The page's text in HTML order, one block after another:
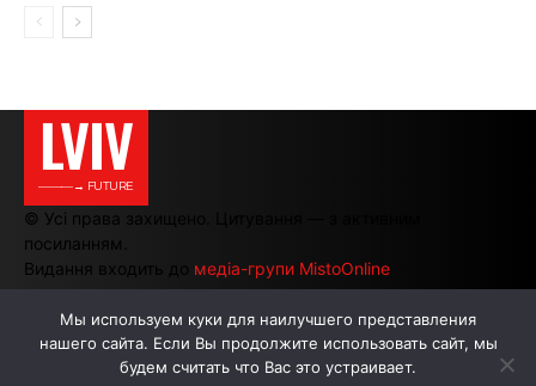
LVIV
———→ FUTURE
© Усі права захищено. Цитування — з активним
посиланням.
Видання входить до медіа-групи MistoOnline
АВТОРИ РЕКЛАМА НА САЙТІ
Мы используем куки для наилучшего представления
нашего сайта. Если Вы продолжите использовать сайт, мы
будем считать что Вас это устраивает.